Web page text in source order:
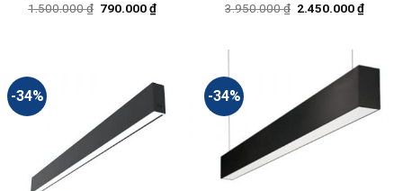
1.500.000₫ 790.000₫
3.950.000₫ 2.450.000₫
-34% -34%